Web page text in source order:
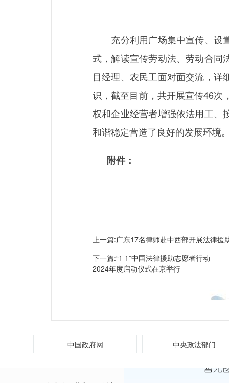
充分利用广场集中宣传、设置
式，解读宣传劳动法、劳动合同
目经理、农民工面对面交流，
识，截至目前，共开展宣传46次
权和企业经营者增强依法用工、
和谐稳定营造了良好的发展环境
附件：
上一篇:广东17名律师赴中西部开展法律援
下一篇:“1 1”中国法律援助志愿者行动
2024年度启动仪式在京举行
中国政府网 中央政法部门